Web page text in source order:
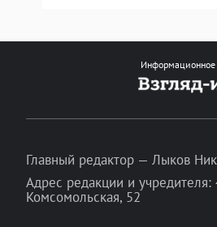
Информационное
Главный редактор — Лыков
Адрес редакции и учредителя:
Комсомольская, 52